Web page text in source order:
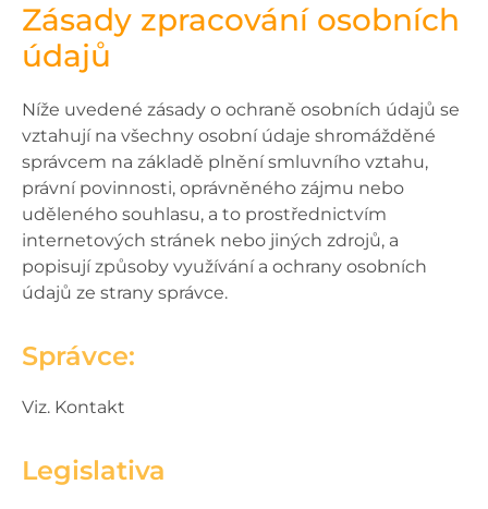
Zásady zpracování osobních
údajů
Níže uvedené zásady o ochraně osobních údajů se
vztahují na všechny osobní údaje shromážděné
správcem na základě plnění smluvního vztahu,
právní povinnosti, oprávněného zájmu nebo
uděleného souhlasu, a to prostřednictvím
internetových stránek nebo jiných zdrojů, a
popisují způsoby využívání a ochrany osobních
údajů ze strany správce.
Správce:
Viz. Kontakt
Legislativa